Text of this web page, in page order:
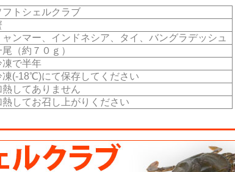
フトシェルクラブ
ャンマー、インドネシア、タイ、バングラデッシュ
尾（約７０ｇ）
凍で半年
凍(-18℃)にて保存してください
熱してありません
熱してお召し上がりください